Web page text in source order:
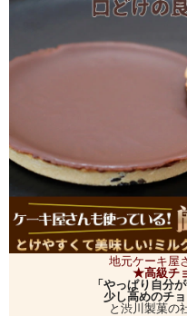
地元ケーキ屋
★高級チ
「やっぱり自分
少し高めのチ
と渋川製菓の